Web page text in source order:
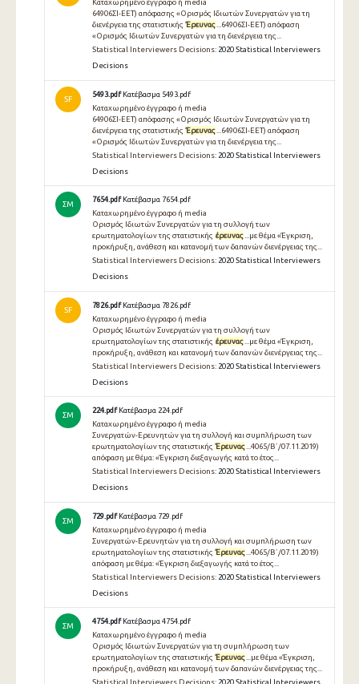
Καταχωρημένο έγγραφο ή media
64906ΣΙ-ΕΕΤ) απόφασης «Ορισμός Ιδιωτών Συνεργατών για τη
διενέργεια της στατιστικής Έρευνας...64906ΣΙ-ΕΕΤ) απόφαση
«Ορισμός Ιδιωτών Συνεργατών για τη διενέργεια της...
Statistical Interviewers Decisions: 2020 Statistical Interviewers
Decisions
SF
5493.pdf Κατέβασμα 5493.pdf
Καταχωρημένο έγγραφο ή media
64906ΣΙ-ΕΕΤ) απόφασης «Ορισμός Ιδιωτών Συνεργατών για τη
διενέργεια της στατιστικής Έρευνας ...64906ΣΙ-ΕΕΤ) απόφαση
«Ορισμός Ιδιωτών Συνεργατών για τη διενέργεια της...
Statistical Interviewers Decisions: 2020 Statistical Interviewers
Decisions
ΣΜ
7654.pdf Κατέβασμα 7654.pdf
Καταχωρημένο έγγραφο ή media
Ορισμός Ιδιωτών Συνεργατών για τη συλλογή των
ερωτηματολογίων της στατιστικής έρευνας...με θέμα «Έγκριση,
προκήρυξη, ανάθεση και κατανομή των δαπανών διενέργειας της...
Statistical Interviewers Decisions: 2020 Statistical Interviewers
Decisions
SF
7826.pdf Κατέβασμα 7826.pdf
Καταχωρημένο έγγραφο ή media
Ορισμός Ιδιωτών Συνεργατών για τη συλλογή των
ερωτηματολογίων της στατιστικής έρευνας ...με θέμα «Έγκριση,
προκήρυξη, ανάθεση και κατανομή των δαπανών διενέργειας της...
Statistical Interviewers Decisions: 2020 Statistical Interviewers
Decisions
ΣΜ
224.pdf Κατέβασμα 224.pdf
Καταχωρημένο έγγραφο ή media
Συνεργατών-Ερευνητών για τη συλλογή και συμπλήρωση των
ερωτηματολογίων της στατιστικής Έρευνας...4065/Β΄/07.11.2019)
απόφαση με θέμα: «Έγκριση διεξαγωγής κατά το έτος...
Statistical Interviewers Decisions: 2020 Statistical Interviewers
Decisions
ΣΜ
729.pdf Κατέβασμα 729.pdf
Καταχωρημένο έγγραφο ή media
Συνεργατών-Ερευνητών για τη συλλογή και συμπλήρωση των
ερωτηματολογίων της στατιστικής Έρευνας ...4065/Β΄/07.11.2019)
απόφαση με θέμα: «Έγκριση διεξαγωγής κατά το έτος...
Statistical Interviewers Decisions: 2020 Statistical Interviewers
Decisions
ΣΜ
4754.pdf Κατέβασμα 4754.pdf
Καταχωρημένο έγγραφο ή media
Ορισμός Ιδιωτών Συνεργατών για τη συμπλήρωση των
ερωτηματολογίων της στατιστικής Έρευνας...με θέμα «Έγκριση,
προκήρυξη, ανάθεση και κατανομή των δαπανών διενέργειας της...
Statistical Interviewers Decisions: 2020 Statistical Interviewers